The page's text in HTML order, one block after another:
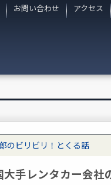
お問い合わせ アクセス
のビリビリ！とくる話
大手レンタカー会社